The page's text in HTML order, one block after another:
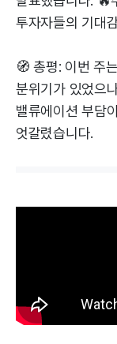
투자자들의 기대
🧭 총평: 이번 주
분위기가 있었으
밸류에이션 부담
엇갈렸습니다.